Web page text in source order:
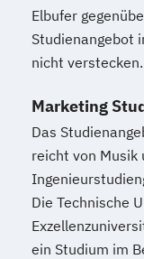
Elbufer
Studienangebot
nicht verstecken.
Marketing
Das
reicht von Musik
Die Technische
ein Studium im